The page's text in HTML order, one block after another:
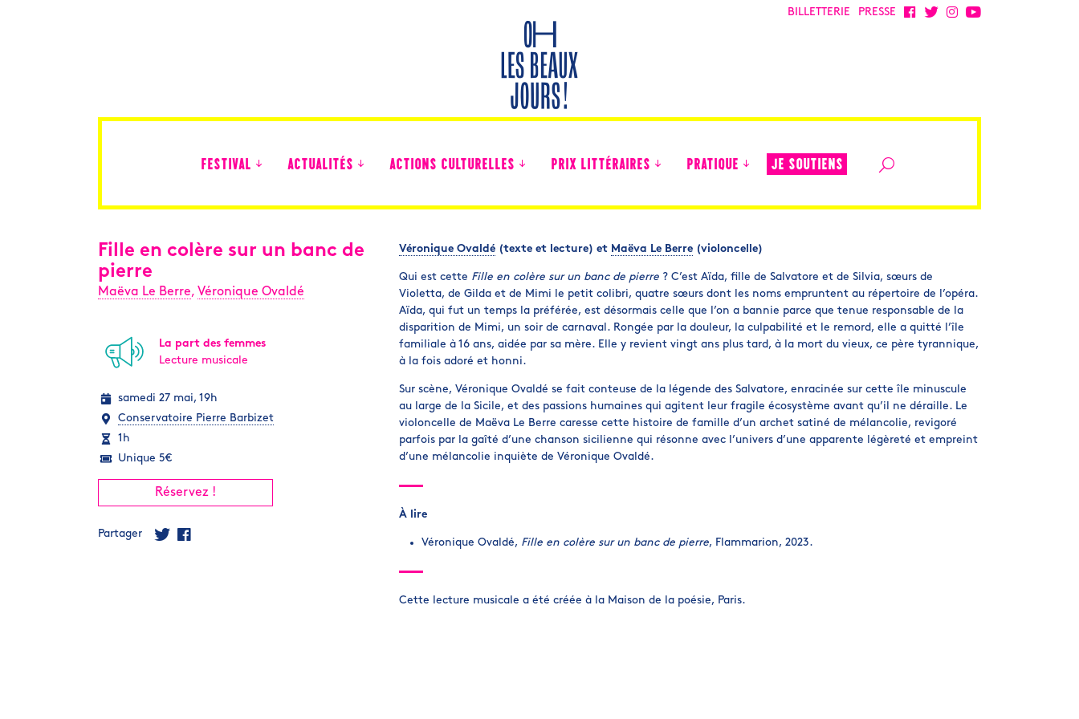
BILLETTERIE PRESSE
FESTIVAL ACTUALITÉS ACTIONS CULTURELLES PRIX LITTÉRAIRES PRATIQUE JE SOUTIENS
Fille en colère sur un banc de
pierre
Maëva Le Berre, Véronique Ovaldé
La part des femmes
Lecture musicale
samedi 27 mai, 19h
Conservatoire Pierre Barbizet
1h
Unique 5€
Réservez !
Partager
Véronique Ovaldé(texte et lecture) et Maëva Le Berre(violoncelle)
Qui est cette Fille en colère sur un banc de pierre? C’est Aïda, fille de Salvatore et de Silvia, sœurs de
Violetta, de Gilda et de Mimi le petit colibri, quatre sœurs dont les noms empruntent au répertoire de l’opéra.
Aïda, qui fut un temps la préférée, est désormais celle que l’on a bannie parce que tenue responsable de la
disparition de Mimi, un soir de carnaval. Rongée par la douleur, la culpabilité et le remord, elle a quitté l’île
familiale à 16 ans, aidée par sa mère. Elle y revient vingt ans plus tard, à la mort du vieux, ce père tyrannique,
à la fois adoré et honni.
Sur scène, Véronique Ovaldé se fait conteuse de la légende des Salvatore, enracinée sur cette île minuscule
au large de la Sicile, et des passions humaines qui agitent leur fragile écosystème avant qu’il ne déraille. Le
violoncelle de Maëva Le Berre caresse cette histoire de famille d’un archet satiné de mélancolie, revigoré
parfois par la gaîté d’une chanson sicilienne qui résonne avec l’univers d’une apparente légèreté et empreint
d’une mélancolie inquiète de Véronique Ovaldé.
À lire
Véronique Ovaldé, Fille en colère sur un banc de pierre, Flammarion, 2023.
Cette lecture musicale a été créée à la Maison de la poésie, Paris.